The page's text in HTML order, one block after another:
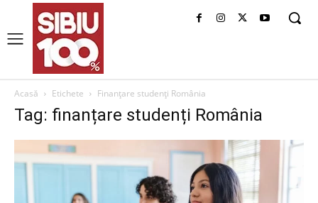
Acasă Etichete Finanțare studenți România
Tag: finanțare studenți România